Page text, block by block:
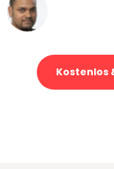
Kostenlos